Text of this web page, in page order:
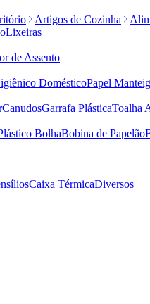
Artigos de Cozinha
Lixeiras
de Assento
DomésticoPapel
CanudosGarrafa PlásticaToalha
BolhaBobina de Papelão
Caixa TérmicaDiversos